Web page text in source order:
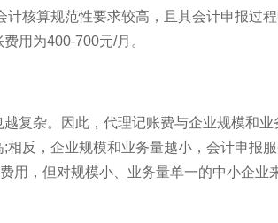
核算规范性要求较高，且其会计申报过
用为400-700元/月。
复杂。因此，代理记账费与企业规模和
反，企业规模和业务量越小，会计申报
用，但对规模小、业务量单一的中小企业